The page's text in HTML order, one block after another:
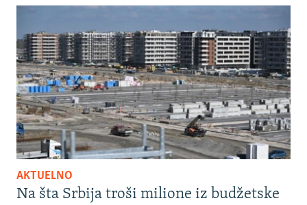
AKTUELNO
Na šta Srbija troši milione iz budžetske